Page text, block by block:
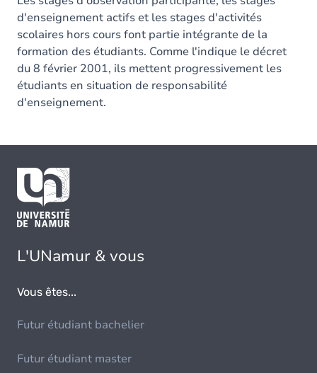
d'enseignement actifs et les stages d'activités
scolaires hors cours font partie intégrante de la
formation des étudiants. Comme l'indique le décret
du 8 février 2001, ils mettent progressivement les
étudiants en situation de responsabilité
d'enseignement.
L'UNamur & vous
Vous êtes...
Futur étudiant bachelier
Futur étudiant master